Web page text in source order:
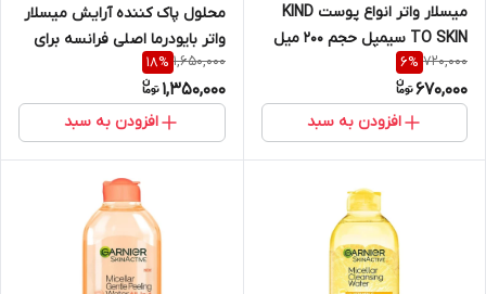
میسلار واتر انواع پوست KIND
TO SKIN سیمپل حجم ۲۰۰ میل
720,000
6%
670,000
افزودن به سبد
محلول پاک کننده آرایش میسلار
واتر بایودرما اصلی فرانسه برای
پوست چرب و مختلط
1,650,000
18%
1,350,000
افزودن به سبد